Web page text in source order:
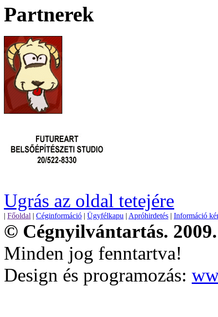
Partnerek
Ugrás az oldal tetejére
| Főoldal | Céginformáció | Ügyfélkapu | Apróhirdetés | Információ
© Cégnyilvántartás. 2009.
Minden jog fenntartva!
Design és programozás: